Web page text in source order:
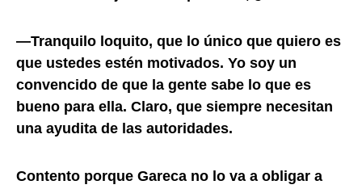
—Tranquilo loquito, que lo único que quiero es
que ustedes estén motivados. Yo soy un
convencido de que la gente sabe lo que es
bueno para ella. Claro, que siempre necesitan
una ayudita de las autoridades.
Contento porque Gareca no lo va a obligar a